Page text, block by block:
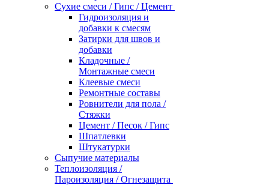
Сухие смеси / Гипс / Цемент
Гидроизоляция и
добавки к смесям
Затирки для швов и
добавки
Кладочные /
Монтажные смеси
Клеевые смеси
Ремонтные составы
Ровнители для пола /
Стяжки
Цемент / Песок / Гипс
Шпатлевки
Штукатурки
Сыпучие материалы
Теплоизоляция /
Пароизоляция / Огнезащита